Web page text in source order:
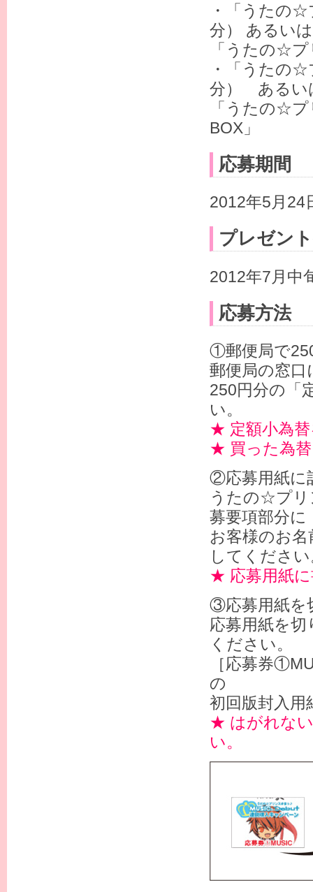
・「うたの☆
分） あるいは
「うたの☆
・「うたの☆
分） あるい
「うたの☆
BOX」
応募期間
2012年5月24
プレゼン
2012年7月中
応募方法
①郵便局で
郵便局の窓口
250円分の「
い。
★ 定額小為替
★ 買った為
②応募用紙に
うたの☆プリ
募要項部分に
お客様のお
してくださ
★ 応募用紙
③応募用紙を
応募用紙を
ください。
［応募券
の
初回版封入
★ はがれな
い。